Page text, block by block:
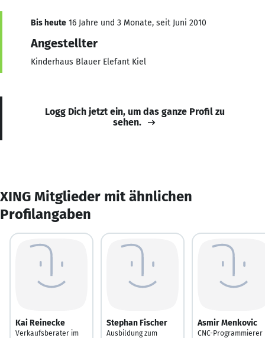
Bis heute 16 Jahre und 3 Monate, seit Juni 2010
Angestellter
Kinderhaus Blauer Elefant Kiel
Logg Dich jetzt ein, um das ganze Profil zu
sehen.
XING Mitglieder mit ähnlichen
Profilangaben
Kai Reinecke
Verkaufsberater im
Stephan Fischer
Ausbildung zum
Asmir Menkovic
CNC-Programmierer